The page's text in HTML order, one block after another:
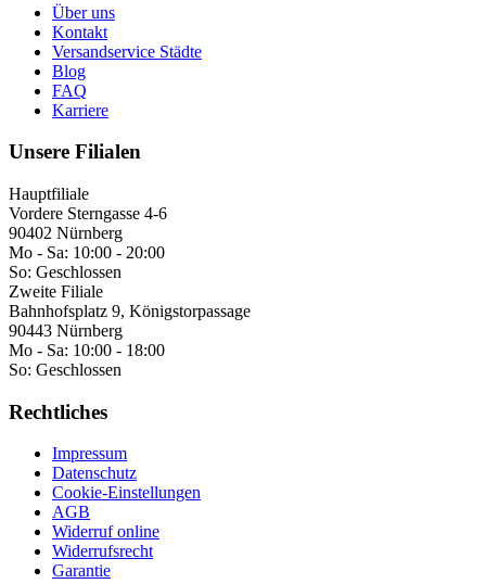
Über uns
Kontakt
Versandservice Städte
Blog
FAQ
Karriere
Unsere Filialen
Hauptfiliale
Vordere Sterngasse 4-6
90402 Nürnberg
Mo - Sa: 10:00 - 20:00
So: Geschlossen
Zweite Filiale
Bahnhofsplatz 9, Königstorpassage
90443 Nürnberg
Mo - Sa: 10:00 - 18:00
So: Geschlossen
Rechtliches
Impressum
Datenschutz
Cookie-Einstellungen
AGB
Widerruf online
Widerrufsrecht
Garantie